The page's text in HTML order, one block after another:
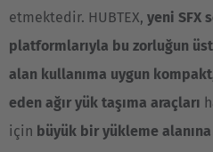
etmektedir. HUBTEX, yeni SFX
platformlarıyla bu zorluğun
alan kullanıma uygun
eden ağır yük taşıma araçları
için büyük bir yükleme alanına